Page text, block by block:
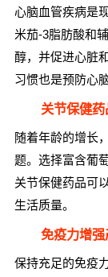
心脑血管疾病是
米茄-3脂肪酸和
醇，并促进心脏
习惯也是预防心
关节保健药
随着年龄的增长
题。选择富含葡
关节保健药品可
生活质量。
免疫力增强
保持充足的免疫